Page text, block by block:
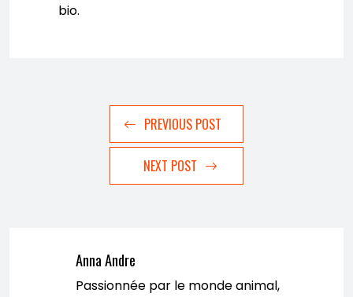
bio.
PREVIOUS POST
NEXT POST
Anna Andre
Passionnée par le monde animal,